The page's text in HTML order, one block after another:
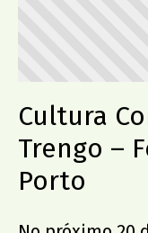
Cultura
Trengo –
Porto